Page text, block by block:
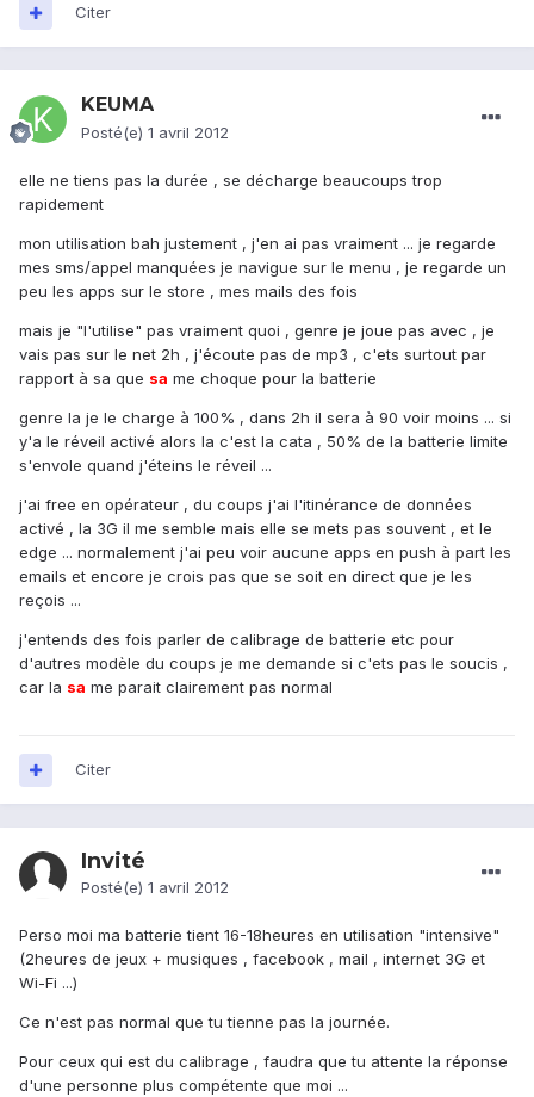
Citer
KEUMA
Posté(e) 1 avril 2012
elle ne tiens pas la durée , se décharge beaucoups trop
rapidement
mon utilisation bah justement , j'en ai pas vraiment ... je regarde
mes sms/appel manquées je navigue sur le menu , je regarde un
peu les apps sur le store , mes mails des fois
mais je "l'utilise" pas vraiment quoi , genre je joue pas avec , je
vais pas sur le net 2h , j'écoute pas de mp3 , c'ets surtout par
rapport à sa que sa me choque pour la batterie
genre la je le charge à 100% , dans 2h il sera à 90 voir moins ... si
y'a le réveil activé alors la c'est la cata , 50% de la batterie limite
s'envole quand j'éteins le réveil ...
j'ai free en opérateur , du coups j'ai l'itinérance de données
activé , la 3G il me semble mais elle se mets pas souvent , et le
edge ... normalement j'ai peu voir aucune apps en push à part les
emails et encore je crois pas que se soit en direct que je les
reçois ...
j'entends des fois parler de calibrage de batterie etc pour
d'autres modèle du coups je me demande si c'ets pas le soucis ,
car la sa me parait clairement pas normal
Citer
Invité
Posté(e) 1 avril 2012
Perso moi ma batterie tient 16-18heures en utilisation "intensive"
(2heures de jeux + musiques , facebook , mail , internet 3G et
Wi-Fi ...)
Ce n'est pas normal que tu tienne pas la journée.
Pour ceux qui est du calibrage , faudra que tu attente la réponse
d'une personne plus compétente que moi ...